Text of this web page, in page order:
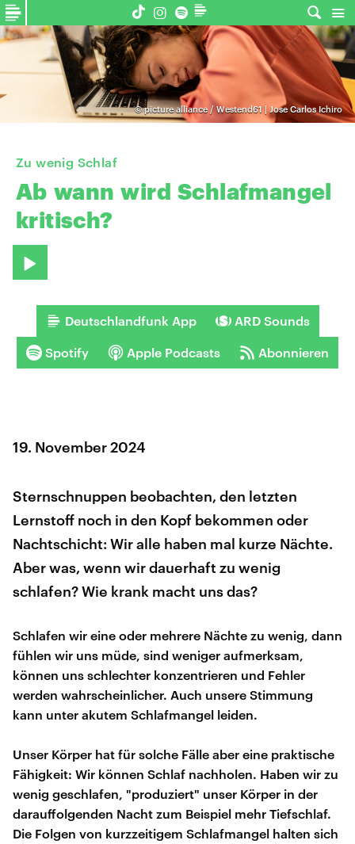
©picture alliance / Westend61 | Jose Carlos Ichiro
Zu wenig Schlaf
Ab wann wird Schlafmangel
kritisch?
Deutschlandfunk App ARD Sounds
Spotify Apple Podcasts Abonnieren
19. November 2024
Sternschnuppen beobachten, den letzten
Lernstoff noch in den Kopf bekommen oder
Nachtschicht: Wir alle haben mal kurze Nächte.
Aber was, wenn wir dauerhaft zu wenig
schlafen? Wie krank macht uns das?
Schlafen wir eine oder mehrere Nächte zu wenig, dann
fühlen wir uns müde, sind weniger aufmerksam,
können uns schlechter konzentrieren und Fehler
werden wahrscheinlicher. Auch unsere Stimmung
kann unter akutem Schlafmangel leiden.
Unser Körper hat für solche Fälle aber eine praktische
Fähigkeit: Wir können Schlaf nachholen. Haben wir zu
wenig geschlafen, "produziert" unser Körper in der
darauffolgenden Nacht zum Beispiel mehr Tiefschlaf.
Die Folgen von kurzzeitigem Schlafmangel halten sich